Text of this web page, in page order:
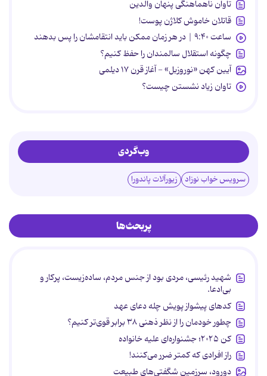
تاوان ناهماهنگی پنهان والدین
قاتلان خاموش کلاژن پوست!
ساعت ۹:۴۰ | در هر زمان ممکن باید انتقامشان را پس بدهند
چگونه استقلال سالمندان را حفظ کنیم؟
آیین کهن «نوروزبل» - آغاز قرن ۱۷ دیلمی
تاوان زیاد نشستن چیست؟
وب‌گردی
سرویس خواب نوزاد زیورآلات پاندورا
پربحث‌ها
شهید رئیسی، مردی بود از جنس مردم، ساده‌زیست، پرکار و
بی‌ادعا.
کدهای پیشواز پویش چله دعای عهد
چطور خودمان را از نظر ذهنی ۳۸ برابر قوی‌تر کنیم؟
کن ۲۰۲۵؛ جشنواره‌ای علیه خانواده
راز افرادی که کمتر ضرر می‌کنند!
دورود، سرزمین شگفتی‌های طبیعت